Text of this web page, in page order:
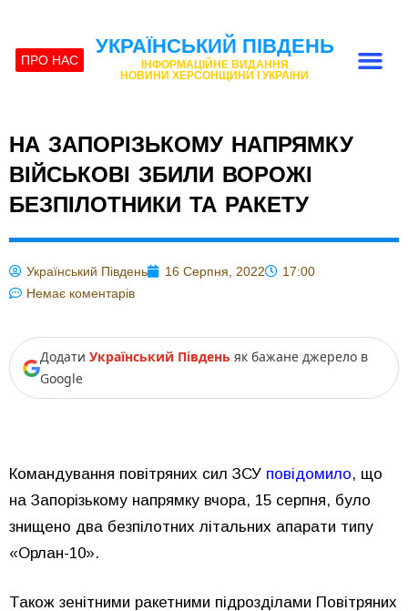
ПРО НАС
УКРАЇНСЬКИЙ ПІВДЕНЬ
ІНФОРМАЦІЙНЕ ВИДАННЯ
НОВИНИ ХЕРСОНЩИНИ І УКРАЇНИ
НА ЗАПОРІЗЬКОМУ НАПРЯМКУ
ВІЙСЬКОВІ ЗБИЛИ ВОРОЖІ
БЕЗПІЛОТНИКИ ТА РАКЕТУ
Український Південь 16 Серпня, 2022
17:00
Немає коментарів
Додати Український Південь як бажане джерело в
Google
Командування повітряних сил ЗСУ повідомило, що
на Запорізькому напрямку вчора, 15 серпня, було
знищено два безпілотних літальних апарати типу
«Орлан-10».
Також зенітними ракетними підрозділами Повітряних